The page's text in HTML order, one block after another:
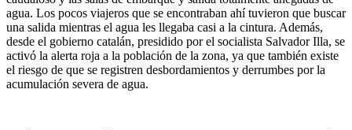
agua. Los pocos viajeros que se encontraban ahí tuvieron que buscar
una salida mientras el agua les llegaba casi a la cintura. Además,
desde el gobierno catalán, presidido por el socialista Salvador Illa, se
activó la alerta roja a la población de la zona, ya que también existe
el riesgo de que se registren desbordamientos y derrumbes por la
acumulación severa de agua.